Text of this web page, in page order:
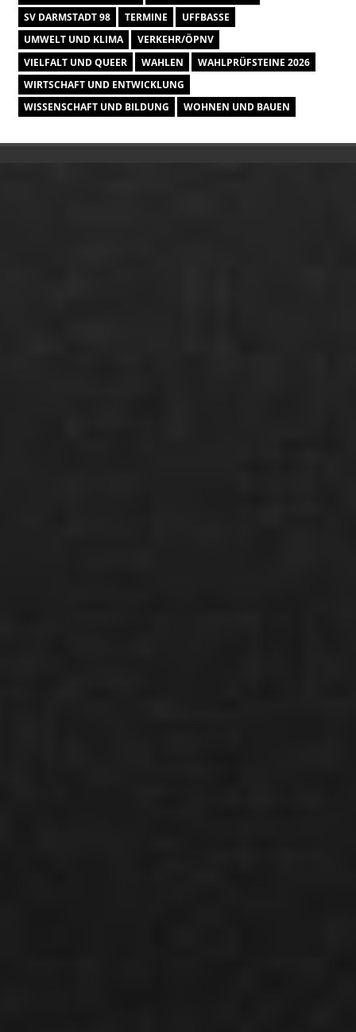
SV DARMSTADT 98
TERMINE
UFFBASSE
UMWELT UND KLIMA
VERKEHR/ÖPNV
VIELFALT UND QUEER
WAHLEN
WAHLPRÜFSTEINE 2026
WIRTSCHAFT UND ENTWICKLUNG
WISSENSCHAFT UND BILDUNG
WOHNEN UND BAUEN